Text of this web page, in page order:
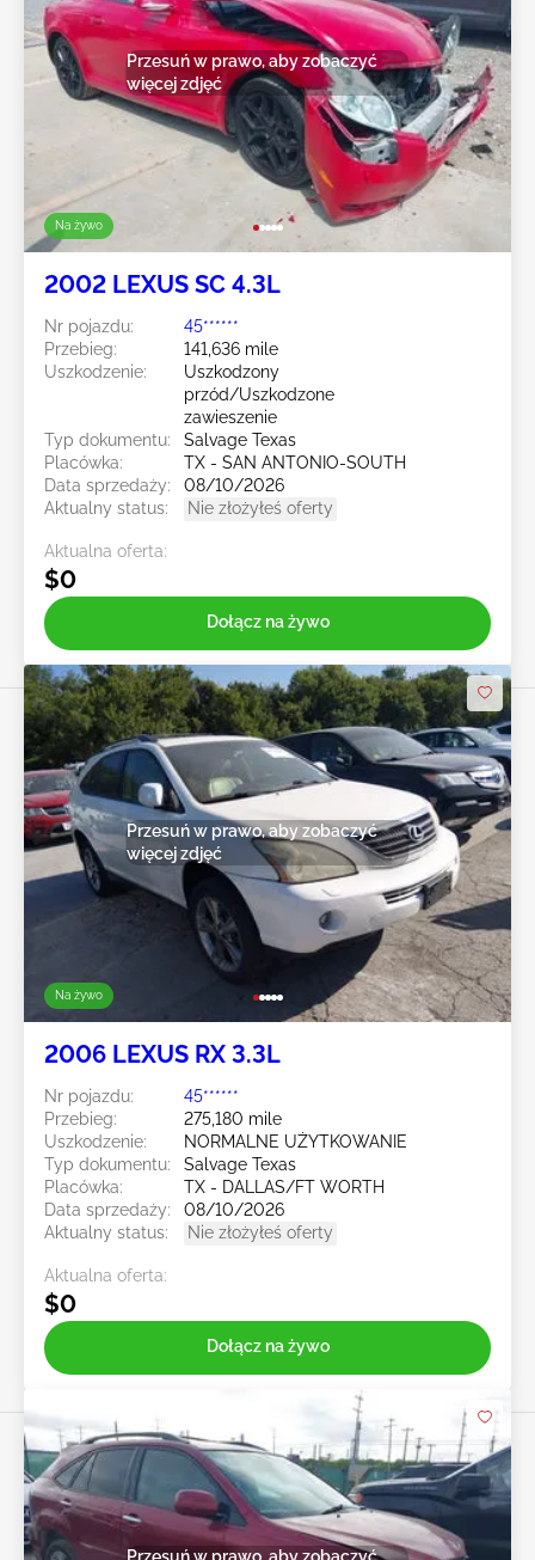
Na żywo
Przesuń w prawo, aby zobaczyć
więcej zdjęć
2002 LEXUS SC 4.3L
Nr pojazdu:
45******
Przebieg:
141,636 mile
Uszkodzenie:
Uszkodzony
przód/Uszkodzone
zawieszenie
Typ dokumentu:
Salvage Texas
Placówka:
TX - SAN ANTONIO-SOUTH
Data sprzedaży:
08/10/2026
Aktualny status:
Nie złożyłeś oferty
Aktualna oferta:
$0
Dołącz na żywo
Na żywo
Przesuń w prawo, aby zobaczyć
więcej zdjęć
2006 LEXUS RX 3.3L
Nr pojazdu:
45******
Przebieg:
275,180 mile
Uszkodzenie:
NORMALNE UŻYTKOWANIE
Typ dokumentu:
Salvage Texas
Placówka:
TX - DALLAS/FT WORTH
Data sprzedaży:
08/10/2026
Aktualny status:
Nie złożyłeś oferty
Aktualna oferta:
$0
Dołącz na żywo
Przesuń w prawo, aby zobaczyć